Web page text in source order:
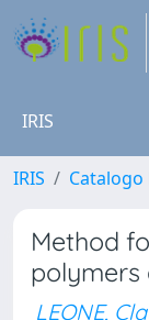
IRIS
IRIS Catalogo
Method
polymers
LEONE,